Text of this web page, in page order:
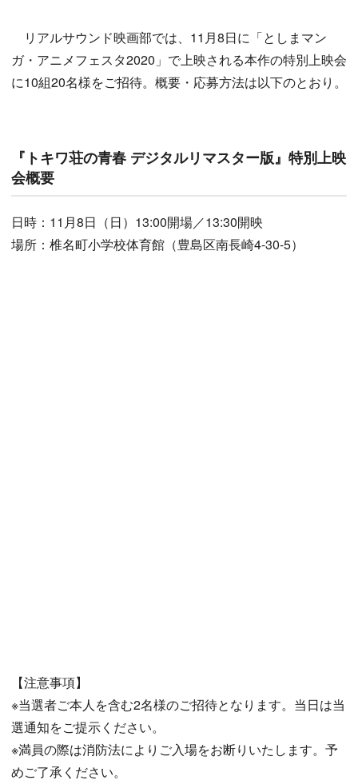
リアルサウンド映画部では、11月8日に「としまマン
ガ・アニメフェスタ2020」で上映される本作の特別上映会
に10組20名様をご招待。概要・応募方法は以下のとおり。
『トキワ荘の青春 デジタルリマスター版』特別上映
会概要
日時：11月8日（日）13:00開場／13:30開映
場所：椎名町小学校体育館（豊島区南長崎4-30-5）
【注意事項】
※当選者ご本人を含む2名様のご招待となります。当日は当
選通知をご提示ください。
※満員の際は消防法によりご入場をお断りいたします。予
めご了承ください。